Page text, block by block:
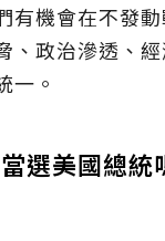
有機會在不發動
、政治滲透、
一。
選美國總統